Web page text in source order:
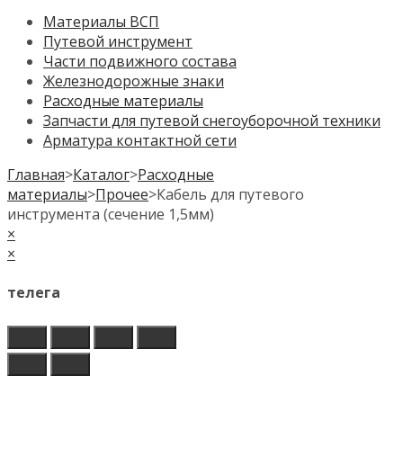
Материалы ВСП
Путевой инструмент
Части подвижного состава
Железнодорожные знаки
Расходные материалы
Запчасти для путевой снегоуборочной техники
Арматура контактной сети
Главная>Каталог>Расходные
материалы>Прочее>Кабель для путевого
инструмента (сечение 1,5мм)
×
×
телега